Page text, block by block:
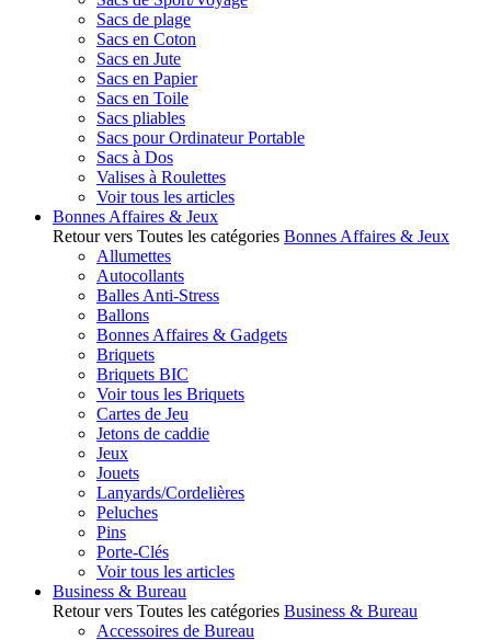
Sacs de plage
Sacs en Coton
Sacs en Jute
Sacs en Papier
Sacs en Toile
Sacs pliables
Sacs pour Ordinateur Portable
Sacs à Dos
Valises à Roulettes
Voir tous les articles
Bonnes Affaires & Jeux
Retour vers Toutes les catégories Bonnes Affaires & Jeux
Allumettes
Autocollants
Balles Anti-Stress
Ballons
Bonnes Affaires & Gadgets
Briquets
Briquets BIC
Voir tous les Briquets
Cartes de Jeu
Jetons de caddie
Jeux
Jouets
Lanyards/Cordelières
Peluches
Pins
Porte-Clés
Voir tous les articles
Business & Bureau
Retour vers Toutes les catégories Business & Bureau
Accessoires de Bureau